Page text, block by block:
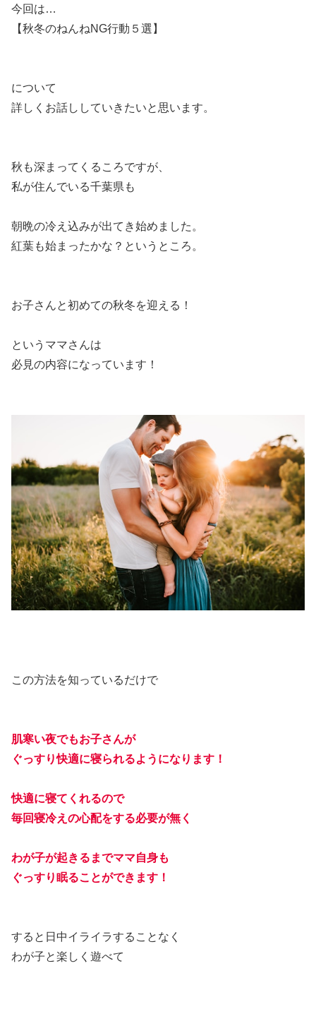
今回は…
【秋冬のねんねNG行動５選】
について
詳しくお話ししていきたいと思います。
秋も深まってくるころですが、
私が住んでいる千葉県も
朝晩の冷え込みが出てき始めました。
紅葉も始まったかな？というところ。
お子さんと初めての秋冬を迎える！
というママさんは
必見の内容になっています！
この方法を知っているだけで
肌寒い夜でもお子さんが
ぐっすり快適に寝られるようになります！
快適に寝てくれるので
毎回寝冷えの心配をする必要が無く
わが子が起きるまでママ自身も
ぐっすり眠ることができます！
すると日中イライラすることなく
わが子と楽しく遊べて